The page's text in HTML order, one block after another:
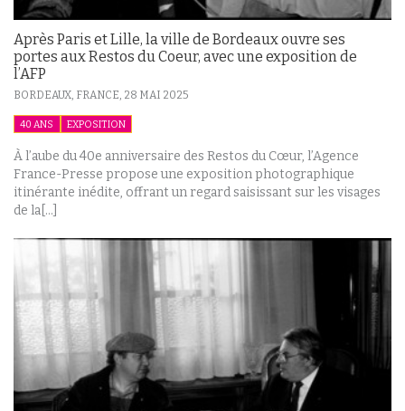
Après Paris et Lille, la ville de Bordeaux ouvre ses
portes aux Restos du Coeur, avec une exposition de
l’AFP
BORDEAUX, FRANCE, 28 MAI 2025
40 ANS EXPOSITION
À l’aube du 40e anniversaire des Restos du Cœur, l’Agence
France-Presse propose une exposition photographique
itinérante inédite, offrant un regard saisissant sur les visages
de la[...]